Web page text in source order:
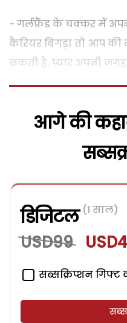
- गर्लफ्रैंड के चक्कर में
कैरियर बिगड़ा तो आप की
सकती है. प्यार अपनी
आगे की
डिजिटल (1 साल)
USD99
सब्सक्रिप्शन गिफ्ट